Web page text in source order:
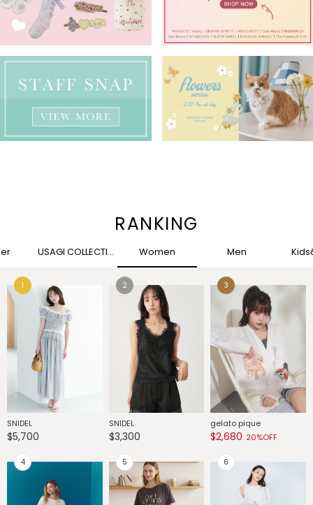
RANKING
USAGI COLLECTION Women Men
SNIDEL
$5,700
SNIDEL
$3,300
gelato pique
$2,680 20%OFF